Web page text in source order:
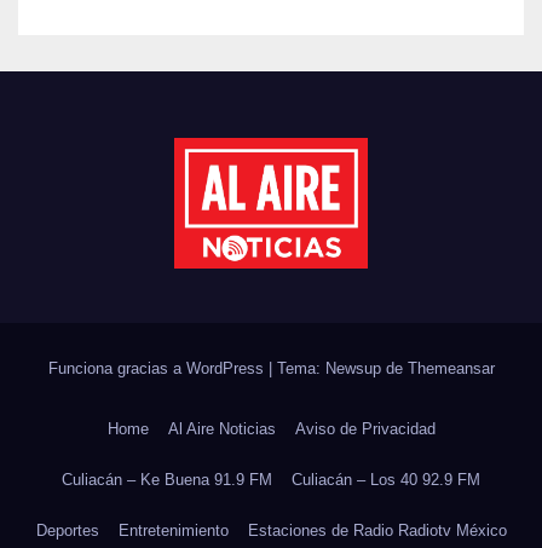
DE ÁRBOLES
Funciona gracias a WordPress Tema: Newsup de Themeansar
Home Al Aire Noticias Aviso de Privacidad
Culiacán – Ke Buena 91.9 FM Culiacán – Los 40 92.9 FM
Deportes Entretenimiento Estaciones de Radio Radiotv México